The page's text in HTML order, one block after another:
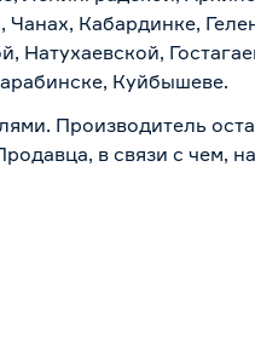
Чанах, Кабардинке,
Куйбышеве.
Производитель
в связи с чем,